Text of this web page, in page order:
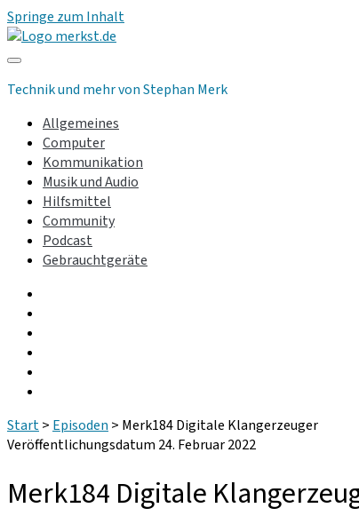
Springe zum Inhalt
merkst.de
Technik und mehr von Stephan Merk
Allgemeines
Computer
Kommunikation
Musik und Audio
Hilfsmittel
Community
Podcast
Gebrauchtgeräte
Start> Episoden > Merk184 Digitale Klangerzeuger
Veröffentlichungsdatum 24. Februar 2022
Merk184 Digitale